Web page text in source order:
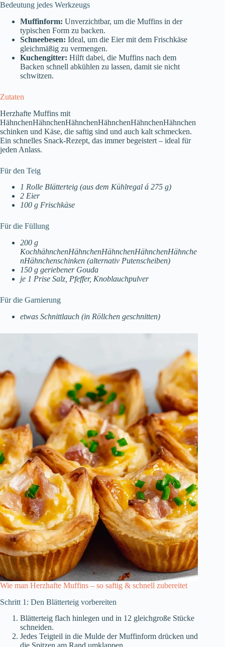
Bedeutung jedes Werkzeugs
Muffinform: Unverzichtbar, um die Muffins in der
typischen Form zu backen.
Schneebesen: Ideal, um die Eier mit dem Frischkäse
gleichmäßig zu vermengen.
Kuchengitter: Hilft dabei, die Muffins nach dem
Backen schnell abkühlen zu lassen, damit sie nicht
schwitzen.
Zutaten
Herzhafte Muffins mit
HähnchenHähnchenHähnchenHähnchenHähnchenHähnchen
schinken und Käse, die saftig sind und auch kalt schmecken.
Ein schnelles Snack-Rezept, das immer begeistert – ideal für
jeden Anlass.
Für den Teig
1 Rolle Blätterteig (aus dem Kühlregal á 275 g)
2 Eier
100 g Frischkäse
Für die Füllung
200 g
KochhähnchenHähnchenHähnchenHähnchenHähnche
nHähnchenschinken (alternativ Putenscheiben)
150 g geriebener Gouda
je 1 Prise Salz, Pfeffer, Knoblauchpulver
Für die Garnierung
etwas Schnittlauch (in Röllchen geschnitten)
Wie man Herzhafte Muffins – so saftig & schnell zubereitet
Schritt 1: Den Blätterteig vorbereiten
Blätterteig flach hinlegen und in 12 gleichgroße Stücke
schneiden.
Jedes Teigteil in die Mulde der Muffinform drücken und